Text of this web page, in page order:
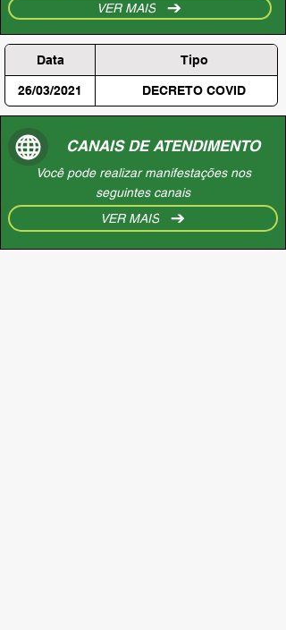
VER MAIS
Data Tipo
26/03/2021 DECRETO COVID
CANAIS DE ATENDIMENTO
Você pode realizar manifestações nos
seguintes canais
VER MAIS